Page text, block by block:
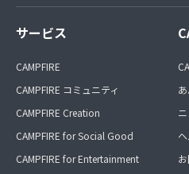
サービス
CAMPFIRE
CAMPFIRE コミュニティ
CAMPFIRE Creation
CAMPFIRE for Social Good
CAMPFIRE for Entertainment